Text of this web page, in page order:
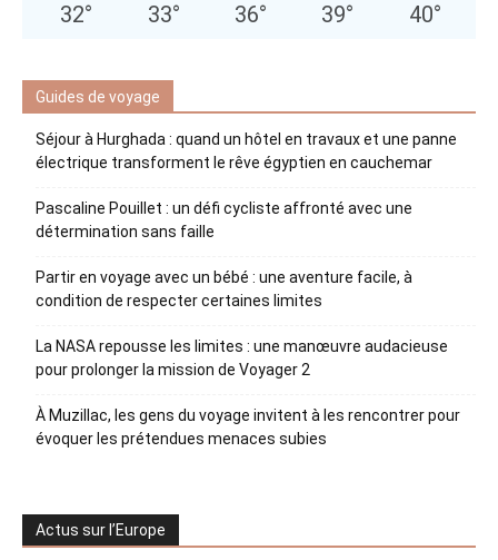
32° 33° 36° 39° 40°
Guides de voyage
Séjour à Hurghada : quand un hôtel en travaux et une panne
électrique transforment le rêve égyptien en cauchemar
Pascaline Pouillet : un défi cycliste affronté avec une
détermination sans faille
Partir en voyage avec un bébé : une aventure facile, à
condition de respecter certaines limites
La NASA repousse les limites : une manœuvre audacieuse
pour prolonger la mission de Voyager 2
À Muzillac, les gens du voyage invitent à les rencontrer pour
évoquer les prétendues menaces subies
Actus sur l’Europe